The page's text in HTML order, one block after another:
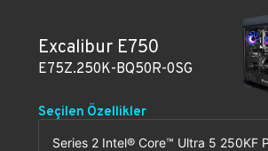
Excalibur E750
E75Z.250K-BQ50R-0SG
Seçilen Özellikler
Series 2 Intel® Core™ Ultra 5 250KF